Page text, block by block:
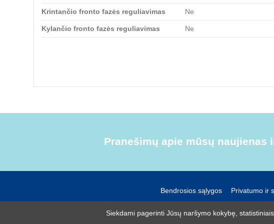
Krintančio fronto fazės reguliavimas Ne
Kylančio fronto fazės reguliavimas Ne
Pranešimų apie mūsų
Bendrosios sąlygos Privatumo ir
UAB R-lux
Siekdami pagerinti Jūsų naršymo kokybę,